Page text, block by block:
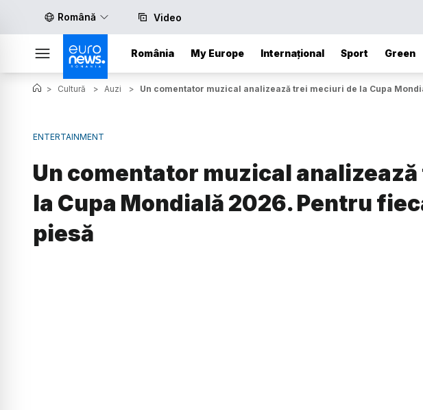
Română Video
România My Europe Internațional Sport Green
> Cultură > Auzi > Un comentator muzical analizează trei meciuri de la Cupa
ENTERTAINMENT
Un comentator muzical
la Cupa Mondială 2026. Pentru
piesă